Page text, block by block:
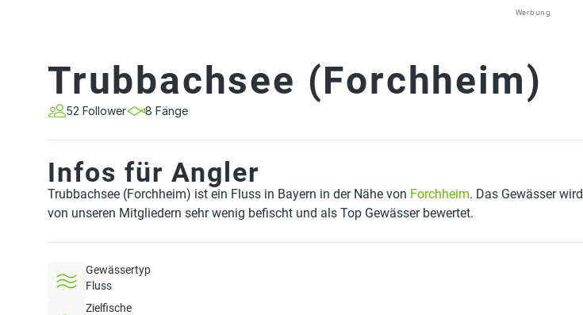
Werbung
Trubbachsee (Forchheim)
52 Follower 8 Fänge
Infos für Angler
Trubbachsee (Forchheim) ist ein Fluss in Bayern in der Nähe von Forchheim. Das Gewässer wird
von unseren Mitgliedern sehr wenig befischt und als Top Gewässer bewertet.
Gewässertyp
Fluss
Zielfische